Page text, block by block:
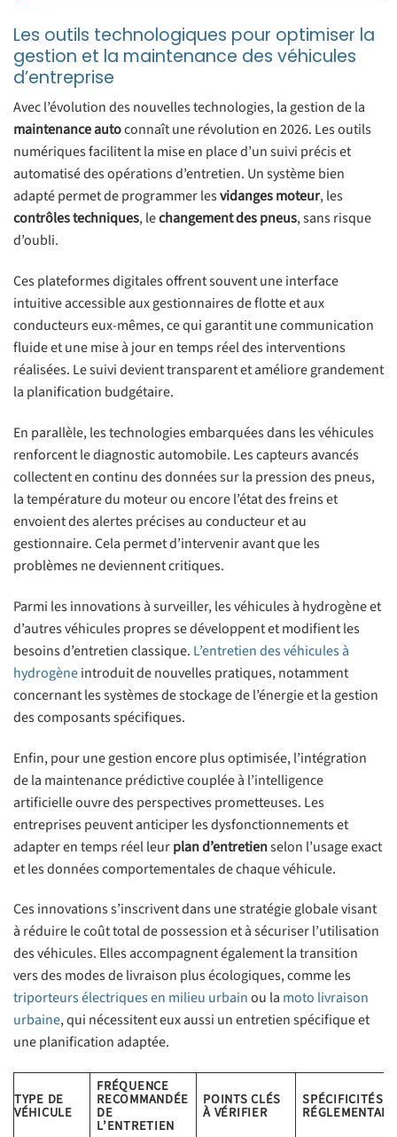
Les outils technologiques pour optimiser la
gestion et la maintenance des véhicules
d’entreprise
Avec l’évolution des nouvelles technologies, la gestion de la
maintenance autoconnaît une révolution en 2026. Les outils
numériques facilitent la mise en place d’un suivi précis et
automatisé des opérations d’entretien. Un système bien
adapté permet de programmer lesvidanges moteur, les
contrôles techniques, lechangement des pneus, sans risque
d’oubli.
Ces plateformes digitales offrent souvent une interface
intuitive accessible aux gestionnaires de flotte et aux
conducteurs eux-mêmes, ce qui garantit une communication
fluide et une mise à jour en temps réel des interventions
réalisées. Le suivi devient transparent et améliore grandement
la planification budgétaire.
En parallèle, les technologies embarquées dans les véhicules
renforcent le diagnostic automobile. Les capteurs avancés
collectent en continu des données sur la pression des pneus,
la température du moteur ou encore l’état des freins et
envoient des alertes précises au conducteur et au
gestionnaire. Cela permet d’intervenir avant que les
problèmes ne deviennent critiques.
Parmi les innovations à surveiller, les véhicules à hydrogène et
d’autres véhicules propres se développent et modifient les
besoins d’entretien classique. L’entretien des véhicules à
hydrogèneintroduit de nouvelles pratiques, notamment
concernant les systèmes de stockage de l’énergie et la gestion
des composants spécifiques.
Enfin, pour une gestion encore plus optimisée, l’intégration
de la maintenance prédictive couplée à l’intelligence
artificielle ouvre des perspectives prometteuses. Les
entreprises peuvent anticiper les dysfonctionnements et
adapter en temps réel leurplan d’entretienselon l’usage exact
et les données comportementales de chaque véhicule.
Ces innovations s’inscrivent dans une stratégie globale visant
à réduire le coût total de possession et à sécuriser l’utilisation
des véhicules. Elles accompagnent également la transition
vers des modes de livraison plus écologiques, comme les
triporteurs électriques en milieu urbainou la moto livraison
urbaine, qui nécessitent eux aussi un entretien spécifique et
une planification adaptée.
TYPE DE
VÉHICULE
FRÉQUENCE
RECOMMANDÉE
DE
L’ENTRETIEN
POINTS CLÉS
À VÉRIFIER
SPÉCIFICITÉS